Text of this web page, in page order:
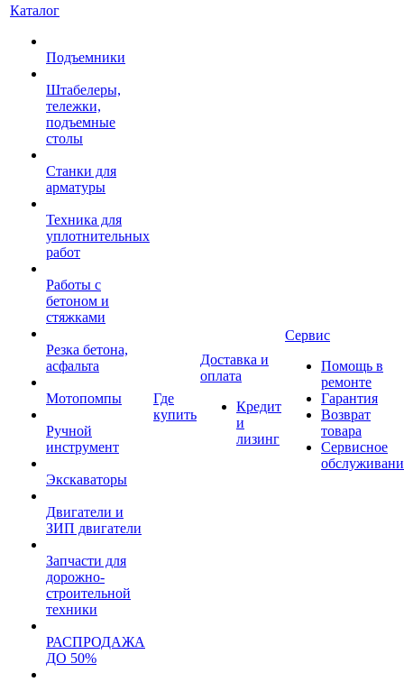
Каталог
Подъемники
Штабелеры,
тележки,
подъемные
столы
Станки для
арматуры
Техника для
уплотнительных
работ
Работы с
бетоном и
стяжками
Резка бетона,
асфальта
Мотопомпы
Ручной
инструмент
Экскаваторы
Двигатели и
ЗИП двигатели
Запчасти для
дорожно-
строительной
техники
РАСПРОДАЖА
ДО 50%
Где
купить
Доставка и
оплата
Кредит
и
лизинг
Сервис
Помощь в
ремонте
Гарантия
Возврат
товара
Сервисное